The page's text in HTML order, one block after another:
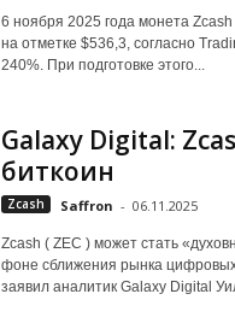
6 ноября 2025 года монета
на отметке $536,3, согласно
240%. При подготовке этого...
Galaxy Digital:
биткоин
Zcash Saffron - 06.11.2025
Zcash ( ZEC ) может стать
фоне сближения рынка
заявил аналитик Galaxy Digital